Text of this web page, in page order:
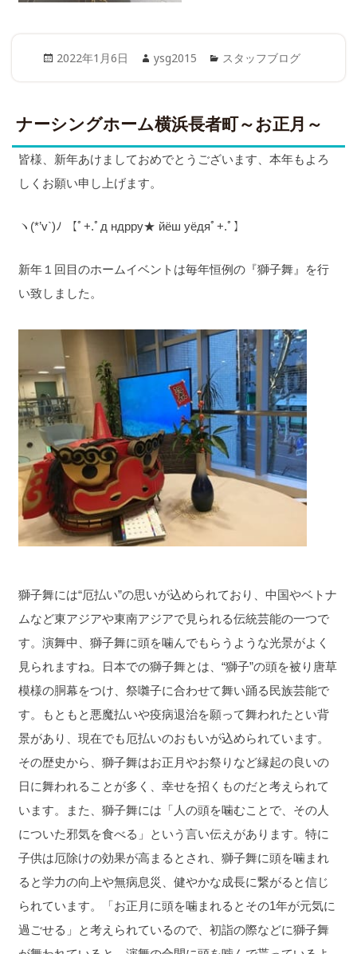
Posted
2022年1月6日 Author
ysg2015 Categories
スタッフブログ
ナーシングホーム横浜長者町～お正月～
皆様、新年あけましておめでとうございます、本年もよろ
しくお願い申し上げます。
ヽ(*’v`)ﾉ 【ﾟ+.ﾟд ндрру★ йёш уёдяﾟ+.ﾟ】
新年１回目のホームイベントは毎年恒例の『獅子舞』を行
い致しました。
獅子舞には“厄払い”の思いが込められており、中国やベトナ
ムなど東アジアや東南アジアで見られる伝統芸能の一つで
す。演舞中、獅子舞に頭を噛んでもらうような光景がよく
見られますね。日本での獅子舞とは、“獅子”の頭を被り唐草
模様の胴幕をつけ、祭囃子に合わせて舞い踊る民族芸能で
す。もともと悪魔払いや疫病退治を願って舞われたとい背
景があり、現在でも厄払いのおもいが込められています。
その歴史から、獅子舞はお正月やお祭りなど縁起の良いの
日に舞われることが多く、幸せを招くものだと考えられて
います。また、獅子舞には「人の頭を噛むことで、その人
についた邪気を食べる」という言い伝えがあります。特に
子供は厄除けの効果が高まるとされ、獅子舞に頭を噛まれ
ると学力の向上や無病息災、健やかな成長に繋がると信じ
られています。「お正月に頭を噛まれるとその1年が元気に
過ごせる」と考えられているので、初詣の際などに獅子舞